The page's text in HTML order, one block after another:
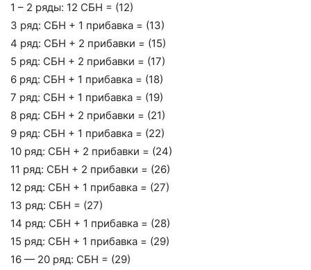
1 – 2 ряды: 12 СБН = (12)
3 ряд: СБН + 1 прибавка = (13)
4 ряд: СБН + 2 прибавки = (15)
5 ряд: СБН + 2 прибавки = (17)
6 ряд: СБН + 1 прибавка = (18)
7 ряд: СБН + 1 прибавка = (19)
8 ряд: СБН + 2 прибавки = (21)
9 ряд: СБН + 1 прибавка = (22)
10 ряд: СБН + 2 прибавки = (24)
11 ряд: СБН + 2 прибавки = (26)
12 ряд: СБН + 1 прибавка = (27)
13 ряд: СБН = (27)
14 ряд: СБН + 1 прибавка = (28)
15 ряд: СБН + 1 прибавка = (29)
16 — 20 ряд: СБН = (29)